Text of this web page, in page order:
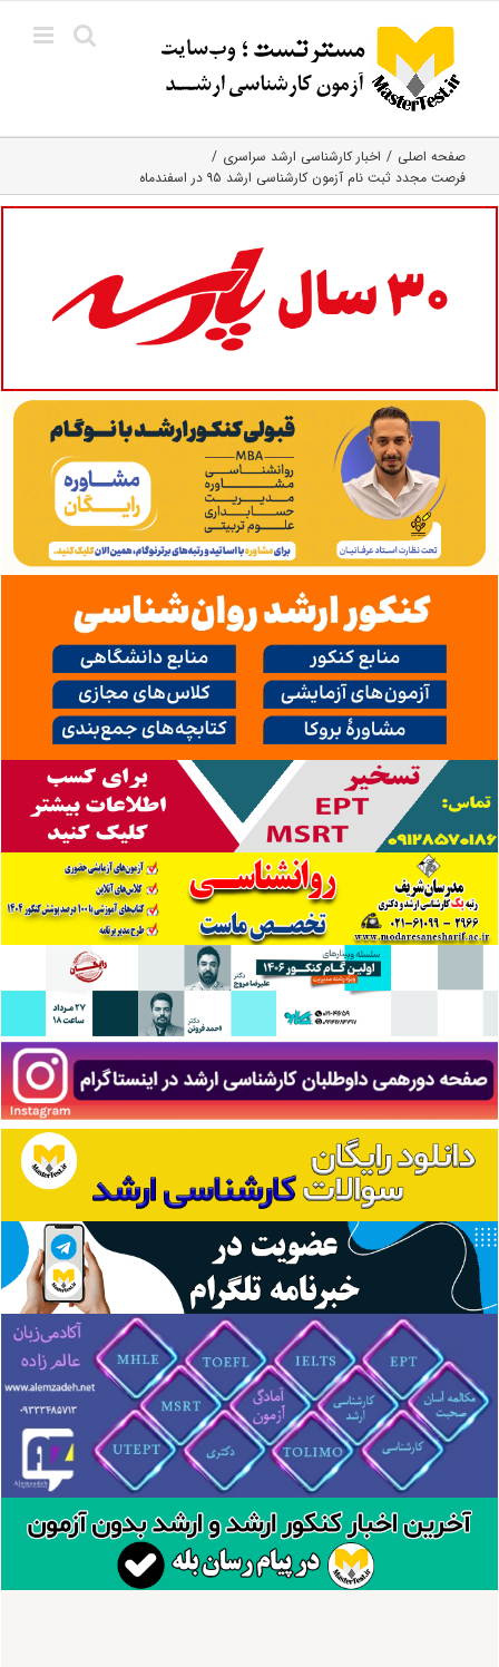
content
صفحه اصلی
اخبار کارشناسی ارشد سراسری
فرصت مجدد ثبت نام آزمون کارشناسی ارشد ۹۵ در اسفندماه